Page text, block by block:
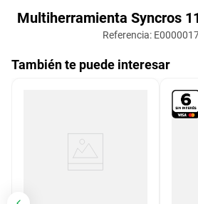
Multiherramienta Syncros
Referencia:
También te puede interesar